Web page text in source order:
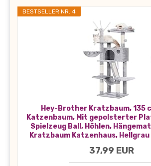
BESTSELLER NR. 4
Hey-Brother Kratzbaum, 135
Katzenbaum, Mit gepolsterter
Spielzeug Ball, Höhlen,
Kratzbaum Katzenhaus, Hellgrau
37,99 EUR